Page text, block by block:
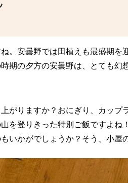
。安曇野では田植えも最盛期を
期の夕方の安曇野は、とても幻
がりますか？おにぎり、カップ
を登りきった特別ご飯ですよね
いかがでしょうか？そう、小屋